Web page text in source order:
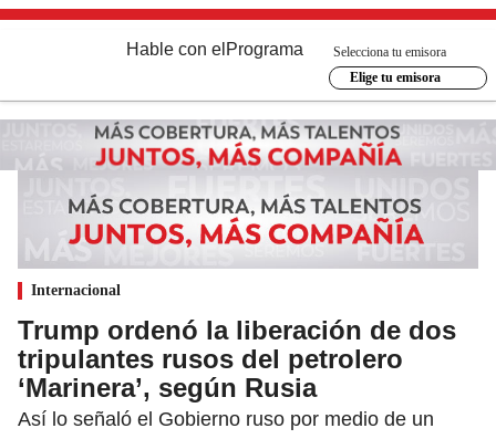
Hable con el Programa
Selecciona tu emisora
Elige tu emisora
Internacional
Trump ordenó la liberación de dos
tripulantes rusos del petrolero
‘Marinera’, según Rusia
Así lo señaló el Gobierno ruso por medio de un